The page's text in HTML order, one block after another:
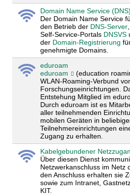
Domain Name Service (DNS)
Der Domain Name Service
den Betrieb der DNS-Server
Self-Service-Portals DNSVS
der Domain-Registrierung
genehmigte Domains.
eduroam
eduroam
(education
WLAN-Roaming-Verbund
Forschungseinrichtungen.
Entstehung Mitglied im
Durch eduroam ist es
aller teilnehmenden
mobilen Geräten in
Teilnehmereinrichtungen
Zugang zu erhalten.
Kabelgebundener
Über diesen Dienst
Netzwerkanschluss im Netz
den Anschluss erhalten sie
sowie zum Intranet,
KIT.